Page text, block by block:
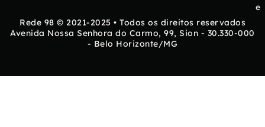
e
Rede 98 © 2021-2025 • Todos os direitos reservados
Avenida Nossa Senhora do Carmo, 99, Sion - 30.330-000
- Belo Horizonte/MG